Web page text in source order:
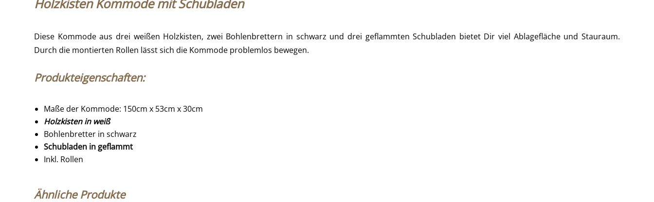
Holzkisten Kommode mit Schubladen
Diese Kommode aus drei weißen Holzkisten, zwei Bohlenbrettern in schwarz und drei geflammten Schubladen bietet Dir viel Ablagefläche und Stauraum.
Durch die montierten Rollen lässt sich die Kommode problemlos bewegen.
Produkteigenschaften:
Maße der Kommode: 150cm x 53cm x 30cm
Holzkisten in weiß
Bohlenbretter in schwarz
Schubladen in geflammt
Inkl. Rollen
Ähnliche Produkte